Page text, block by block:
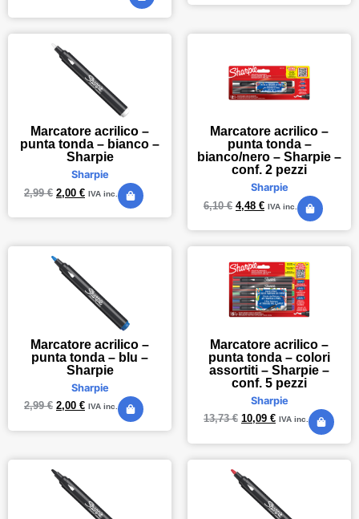
Marcatore acrilico –
punta tonda – bianco –
Sharpie
Sharpie
2,99€ 2,00 € IVA inc.
Marcatore acrilico –
punta tonda –
bianco/nero – Sharpie –
conf. 2 pezzi
Sharpie
6,10€ 4,48 € IVA inc.
Marcatore acrilico –
punta tonda – blu –
Sharpie
Sharpie
2,99€ 2,00 € IVA inc.
Marcatore acrilico –
punta tonda – colori
assortiti – Sharpie –
conf. 5 pezzi
Sharpie
13,73€ 10,09 € IVA inc.